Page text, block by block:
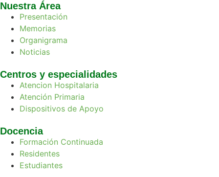
Nuestra Área
Presentación
Memorias
Organigrama
Noticias
Centros y especialidades
Atencion Hospitalaria
Atención Primaria
Dispositivos de Apoyo
Docencia
Formación Continuada
Residentes
Estudiantes